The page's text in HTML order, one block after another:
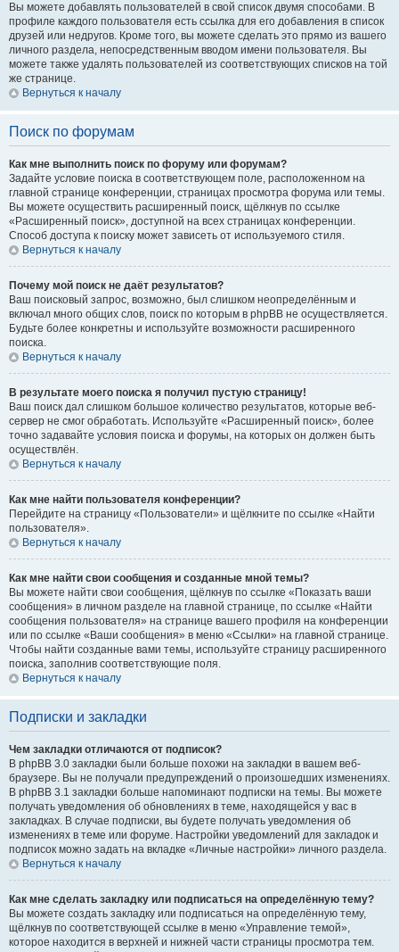
Вы можете добавлять пользователей в свой список двумя способами. В
профиле каждого пользователя есть ссылка для его добавления в список
друзей или недругов. Кроме того, вы можете сделать это прямо из вашего
личного раздела, непосредственным вводом имени пользователя. Вы
можете также удалять пользователей из соответствующих списков на той
же странице.
Вернуться к началу
Поиск по форумам
Как мне выполнить поиск по форуму или форумам?
Задайте условие поиска в соответствующем поле, расположенном на
главной странице конференции, страницах просмотра форума или темы.
Вы можете осуществить расширенный поиск, щёлкнув по ссылке
«Расширенный поиск», доступной на всех страницах конференции.
Способ доступа к поиску может зависеть от используемого стиля.
Вернуться к началу
Почему мой поиск не даёт результатов?
Ваш поисковый запрос, возможно, был слишком неопределённым и
включал много общих слов, поиск по которым в phpBB не осуществляется.
Будьте более конкретны и используйте возможности расширенного
поиска.
Вернуться к началу
В результате моего поиска я получил пустую страницу!
Ваш поиск дал слишком большое количество результатов, которые веб-
сервер не смог обработать. Используйте «Расширенный поиск», более
точно задавайте условия поиска и форумы, на которых он должен быть
осуществлён.
Вернуться к началу
Как мне найти пользователя конференции?
Перейдите на страницу «Пользователи» и щёлкните по ссылке «Найти
пользователя».
Вернуться к началу
Как мне найти свои сообщения и созданные мной темы?
Вы можете найти свои сообщения, щёлкнув по ссылке «Показать ваши
сообщения» в личном разделе на главной странице, по ссылке «Найти
сообщения пользователя» на странице вашего профиля на конференции
или по ссылке «Ваши сообщения» в меню «Ссылки» на главной странице.
Чтобы найти созданные вами темы, используйте страницу расширенного
поиска, заполнив соответствующие поля.
Вернуться к началу
Подписки и закладки
Чем закладки отличаются от подписок?
В phpBB 3.0 закладки были больше похожи на закладки в вашем веб-
браузере. Вы не получали предупреждений о произошедших изменениях.
В phpBB 3.1 закладки больше напоминают подписки на темы. Вы можете
получать уведомления об обновлениях в теме, находящейся у вас в
закладках. В случае подписки, вы будете получать уведомления об
изменениях в теме или форуме. Настройки уведомлений для закладок и
подписок можно задать на вкладке «Личные настройки» личного раздела.
Вернуться к началу
Как мне сделать закладку или подписаться на определённую тему?
Вы можете создать закладку или подписаться на определённую тему,
щёлкнув по соответствующей ссылке в меню «Управление темой»,
которое находится в верхней и нижней части страницы просмотра тем.